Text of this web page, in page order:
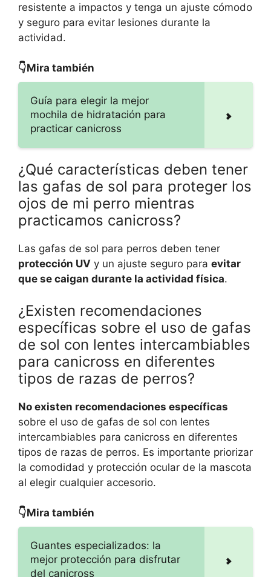
resistente a impactos y tenga un ajuste cómodo
y seguro para evitar lesiones durante la
actividad.
👇Mira también
Guía para elegir la mejor
mochila de hidratación para
practicar canicross
¿Qué características deben tener
las gafas de sol para proteger los
ojos de mi perro mientras
practicamos canicross?
Las gafas de sol para perros deben tener
protección UV y un ajuste seguro para evitar
que se caigan durante la actividad física.
¿Existen recomendaciones
específicas sobre el uso de gafas
de sol con lentes intercambiables
para canicross en diferentes
tipos de razas de perros?
No existen recomendaciones específicas
sobre el uso de gafas de sol con lentes
intercambiables para canicross en diferentes
tipos de razas de perros. Es importante priorizar
la comodidad y protección ocular de la mascota
al elegir cualquier accesorio.
👇Mira también
Guantes especializados: la
mejor protección para disfrutar
del canicross